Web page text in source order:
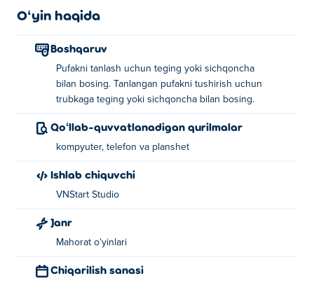
Oʻyin haqida
Boshqaruv
Pufakni tanlash uchun teging yoki sichqoncha
bilan bosing. Tanlangan pufakni tushirish uchun
trubkaga teging yoki sichqoncha bilan bosing.
Qoʻllab-quvvatlanadigan qurilmalar
kompyuter, telefon va planshet
Ishlab chiquvchi
VNStart Studio
Janr
Mahorat oʻyinlari
Chiqarilish sanasi